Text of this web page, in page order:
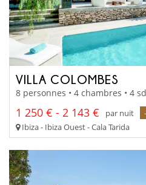
VILLA COLOMBES
8 personnes • 4 chambres • 4
1 250 € - 2 143 € par nuit
Ibiza - Ibiza Ouest - Cala Tarida